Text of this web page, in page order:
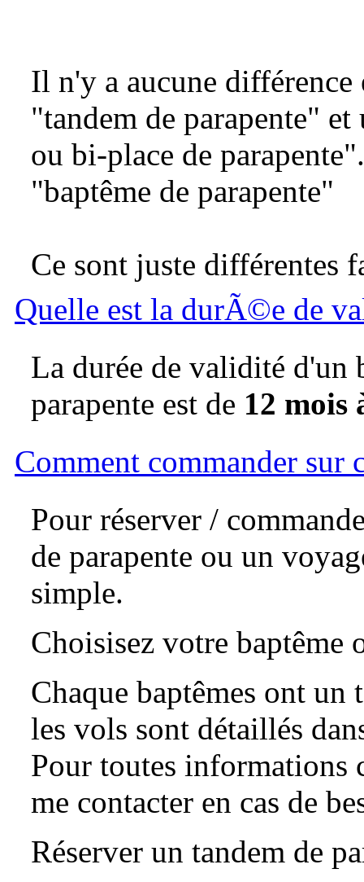
Il n'y a aucune différence
"tandem de parapente"
ou bi-place de
"baptême de parapente"
Ce sont juste différentes
Quelle est la durÃ©e de
La durée de validité d'un
parapente est de 12 mois
Comment commander sur
Pour réserver /
de parapente ou un
simple.
Choisisez votre baptême
Chaque baptêmes ont
les vols sont détaillés
Pour toutes informations
me contacter en cas de
Réserver un tandem de